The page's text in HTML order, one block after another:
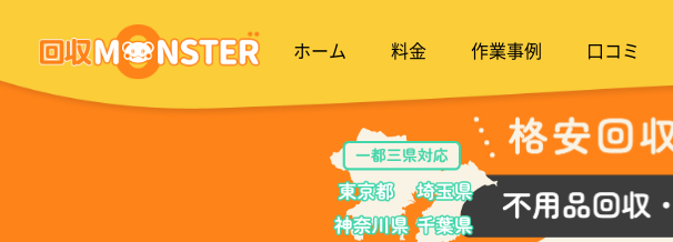
ホーム 料金 作業事例 口コミ